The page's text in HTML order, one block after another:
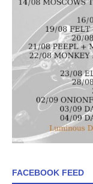
FACEBOOK FEED